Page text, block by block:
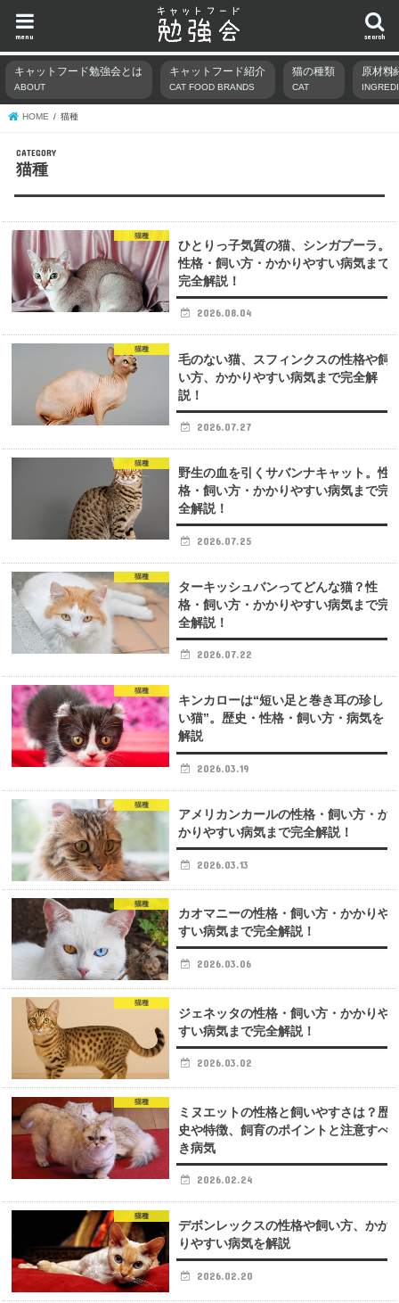
search
menu
キャットフード勉強会とは
ABOUT
キャットフード紹介
CAT FOOD BRANDS
猫の種類
CAT
原材料
HOME 猫種
猫種
猫種
ひとりっ子気質の猫、シンガプーラ。
性格・飼い方・かかりやすい病気まで
完全解説！
2026.08.04
猫種
毛のない猫、スフィンクスの性格や飼
い方、かかりやすい病気まで完全解
説！
2026.07.27
猫種
野生の血を引くサバンナキャット。性
格・飼い方・かかりやすい病気まで完
全解説！
2026.07.25
猫種
ターキッシュバンってどんな猫？性
格・飼い方・かかりやすい病気まで完
全解説！
2026.07.22
猫種
キンカローは“短い足と巻き耳の珍し
い猫”。歴史・性格・飼い方・病気を
解説
2026.03.19
猫種
アメリカンカールの性格・飼い方・か
かりやすい病気まで完全解説！
2026.03.13
猫種
カオマニーの性格・飼い方・かかりや
すい病気まで完全解説！
2026.03.06
猫種
ジェネッタの性格・飼い方・かかりや
すい病気まで完全解説！
2026.03.02
猫種
ミヌエットの性格と飼いやすさは？歴
史や特徴、飼育のポイントと注意すべ
き病気
2026.02.24
猫種
デボンレックスの性格や飼い方、かか
りやすい病気を解説
2026.02.20